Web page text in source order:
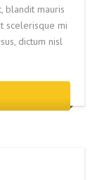
blandit mauris
scelerisque mi
dictum nisl